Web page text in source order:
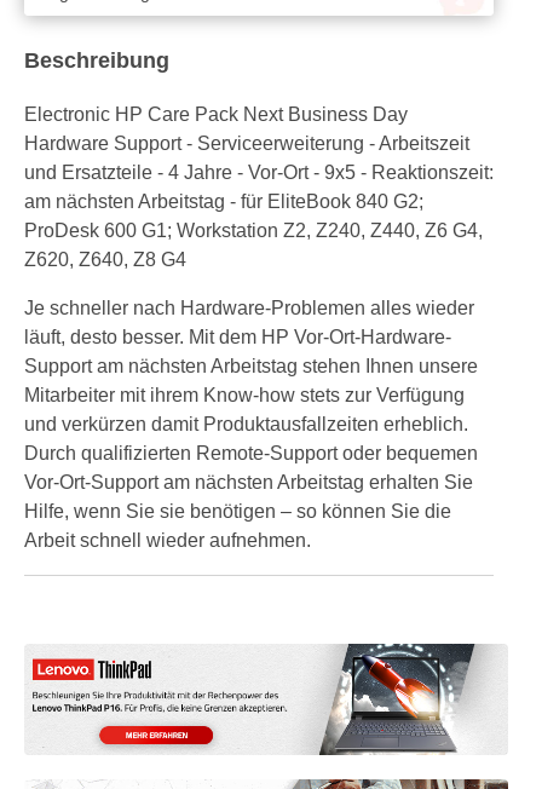
Beschreibung
Electronic HP Care Pack Next Business Day
Hardware Support - Serviceerweiterung - Arbeitszeit
und Ersatzteile - 4 Jahre - Vor-Ort - 9x5 - Reaktionszeit:
am nächsten Arbeitstag - für EliteBook 840 G2;
ProDesk 600 G1; Workstation Z2, Z240, Z440, Z6 G4,
Z620, Z640, Z8 G4
Je schneller nach Hardware-Problemen alles wieder
läuft, desto besser. Mit dem HP Vor-Ort-Hardware-
Support am nächsten Arbeitstag stehen Ihnen unsere
Mitarbeiter mit ihrem Know-how stets zur Verfügung
und verkürzen damit Produktausfallzeiten erheblich.
Durch qualifizierten Remote-Support oder bequemen
Vor-Ort-Support am nächsten Arbeitstag erhalten Sie
Hilfe, wenn Sie sie benötigen – so können Sie die
Arbeit schnell wieder aufnehmen.